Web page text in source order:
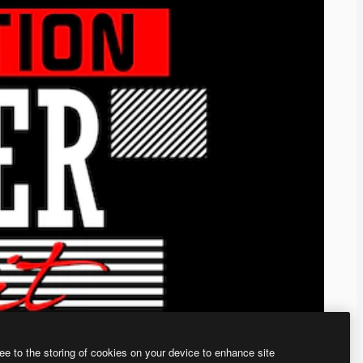
to the storing of cookies on your device to enhance site